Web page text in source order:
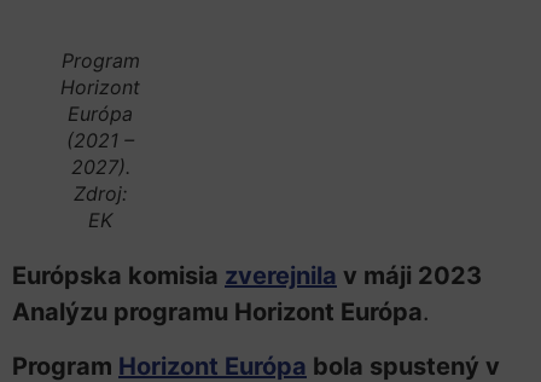
Program
Horizont
Európa
(2021 –
2027).
Zdroj:
EK
Európska komisia zverejnila v máji 2023
Analýzu programu Horizont Európa.
Program Horizont Európa bola spustený v